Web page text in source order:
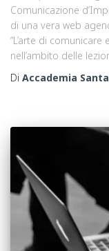
Comunicazione
di una vera web
“L’arte di
nell’ambito delle
Di Accademia